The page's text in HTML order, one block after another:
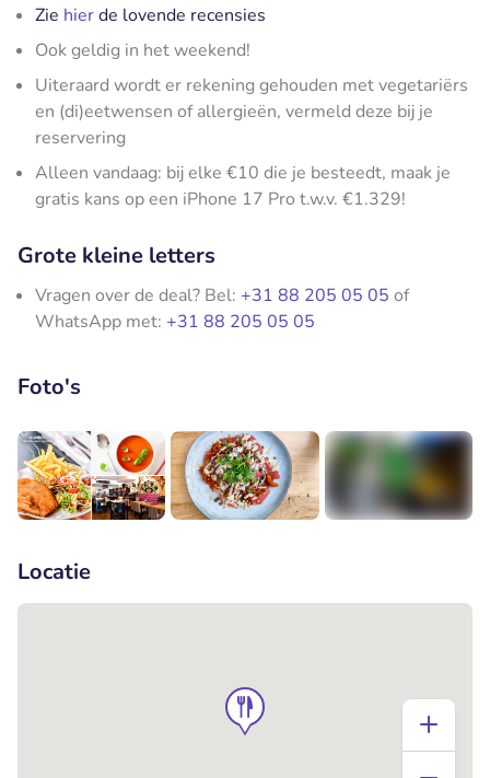
Zie hierde lovende recensies
Ook geldig in het weekend!
Uiteraard wordt er rekening gehouden met vegetariërs
en (di)eetwensen of allergieën, vermeld deze bij je
reservering
Alleen vandaag: bij elke €10 die je besteedt, maak je
gratis kans op een iPhone 17 Pro t.w.v. €1.329!
Grote kleine letters
Vragen over de deal? Bel: +31 88 205 05 05 of
WhatsApp met: +31 88 205 05 05
Foto's
Locatie